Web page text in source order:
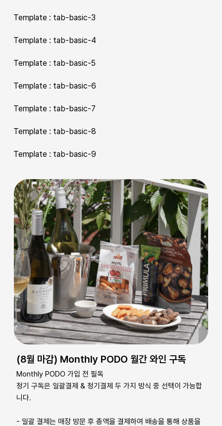
Template : tab-basic-3
Template : tab-basic-4
Template : tab-basic-5
Template : tab-basic-6
Template : tab-basic-7
Template : tab-basic-8
Template : tab-basic-9
(8월 마감) Monthly PODO 월간 와인 구독
Monthly PODO 가입 전 필독
정기 구독은 일괄결제 & 정기결제 두 가지 방식 중 선택이 가능합
니다.
- 일괄 결제는 매장 방문 후 총액을 결제하여 배송을 통해 상품을